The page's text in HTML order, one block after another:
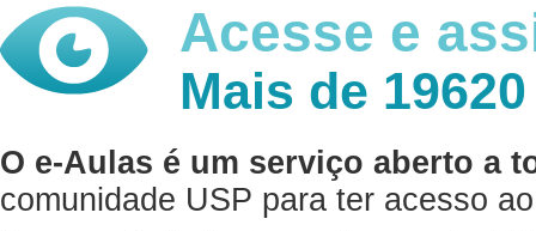
Acesse e
Mais de
O e-Aulas é um serviço aberto a
comunidade USP para ter acesso